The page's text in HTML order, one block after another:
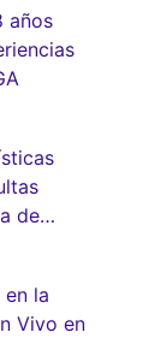
años
de
la
Vivo en